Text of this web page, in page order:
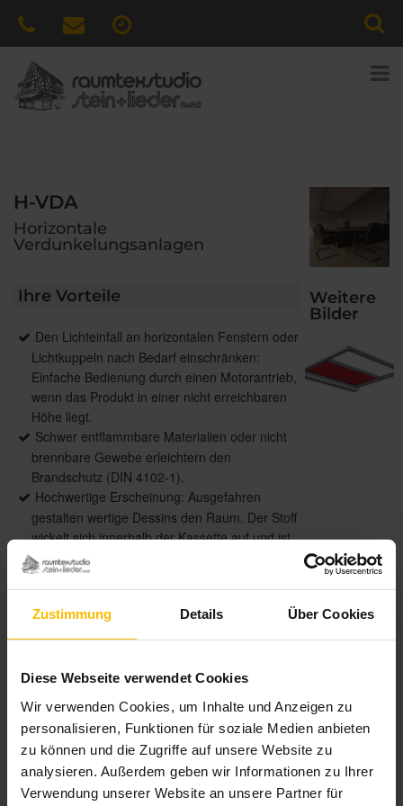
Zustimmung Details Über Cookies
Diese Webseite verwendet Cookies
Wir verwenden Cookies, um Inhalte und Anzeigen zu
personalisieren, Funktionen für soziale Medien anbieten
zu können und die Zugriffe auf unsere Website zu
analysieren. Außerdem geben wir Informationen zu Ihrer
Verwendung unserer Website an unsere Partner für
H-VDA
Horizontale
Verdunkelungsanlagen
Ihre Vorteile
Den Lichteinfall an horizontalen Fenstern oder
Lichtkuppeln nach Bedarf einschränken:
Einfache Bedienung durch einen Motorantrieb,
wenn das Produkt in einer nicht erreichbaren
Höhe liegt.
Schwer entflammbare Materialien oder nicht
brennbare Gewebe erleichtern den
Brandschutz (DIN 4102-1).
Hochwertige Erscheinung: Ausgefahren
gestalten wertige Dessins den Raum. Der Stoff
wickelt sich innerhalb der Kassette auf und ist
in eingefahrenem Zustand nicht sichtbar.
Produktdetails
max. Breite: 3.000 mm
max. Höhe: 4.000 mm
Bedienung: Motor
Führung: Führungsschienen
Anwendungsbereiche: Verdunkelung von
horizontalen Flächen bspw. Lichtkuppeln
Weitere
Bilder